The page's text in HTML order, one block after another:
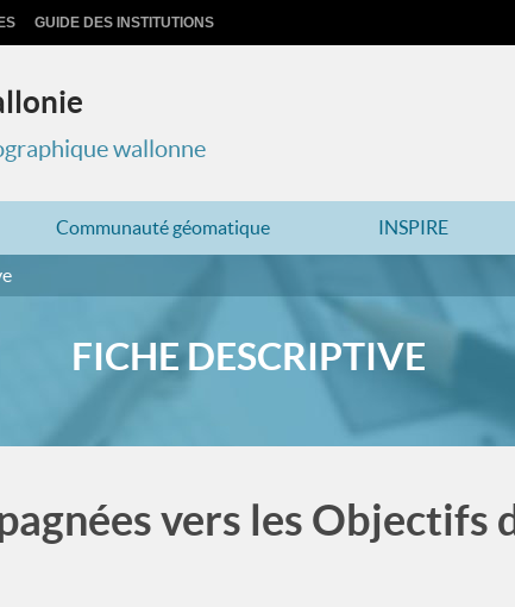
GUIDE DES INSTITUTIONS
wallonne
Communauté géomatique INSPIRE
FICHE DESCRIPTIVE
vers les Objectifs